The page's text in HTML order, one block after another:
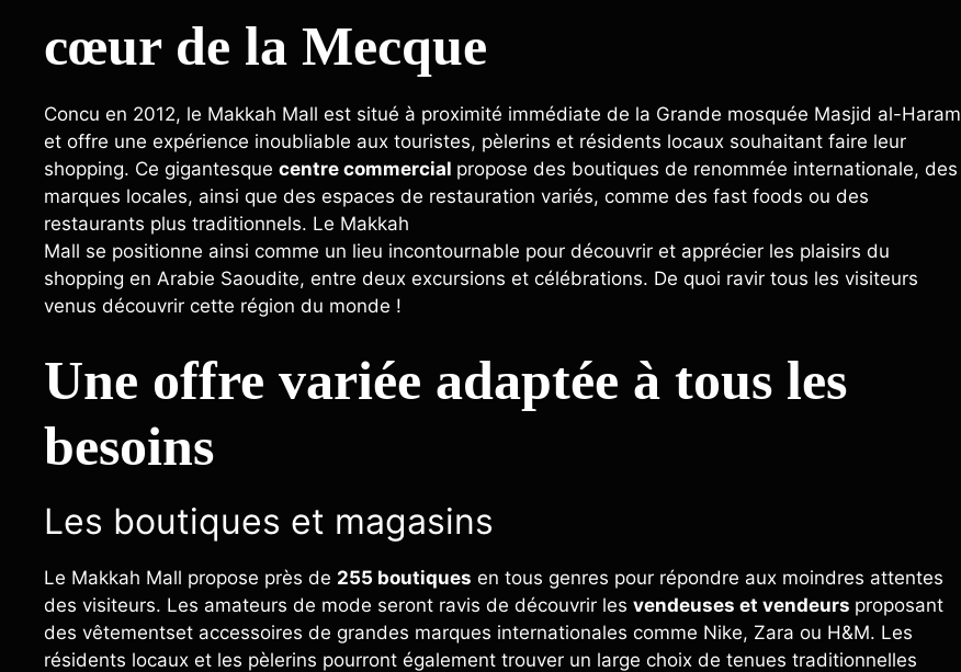
cœur de la Mecque
Concu en 2012, le Makkah Mall est situé à proximité immédiate de la Grande mosquée Masjid al-Haram
et offre une expérience inoubliable aux touristes, pèlerins et résidents locaux souhaitant faire leur
shopping. Ce gigantesque centre commercial propose des boutiques de renommée internationale, des
marques locales, ainsi que des espaces de restauration variés, comme des fast foods ou des
restaurants plus traditionnels. Le Makkah
Mall se positionne ainsi comme un lieu incontournable pour découvrir et apprécier les plaisirs du
shopping en Arabie Saoudite, entre deux excursions et célébrations. De quoi ravir tous les visiteurs
venus découvrir cette région du monde !
Une offre variée adaptée à tous les
besoins
Les boutiques et magasins
Le Makkah Mall propose près de 255 boutiques en tous genres pour répondre aux moindres attentes
des visiteurs. Les amateurs de mode seront ravis de découvrir les vendeuses et vendeurs proposant
des vêtementset accessoires de grandes marques internationales comme Nike, Zara ou H&M. Les
résidents locaux et les pèlerins pourront également trouver un large choix de tenues traditionnelles